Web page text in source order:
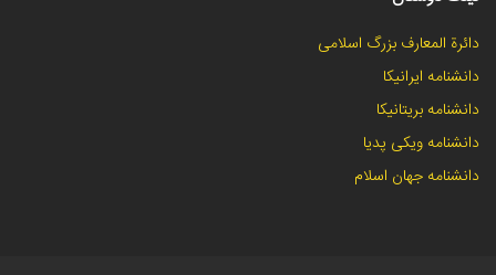
دائرة المعارف بزرگ اسلامی
دانشنامه ایرانیکا
دانشنامه بریتانیکا
دانشنامه ویکی پدیا
دانشنامه جهان اسلام